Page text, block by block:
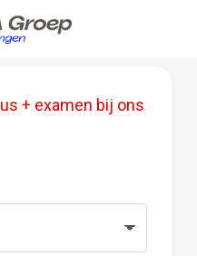
+ examen bij ons